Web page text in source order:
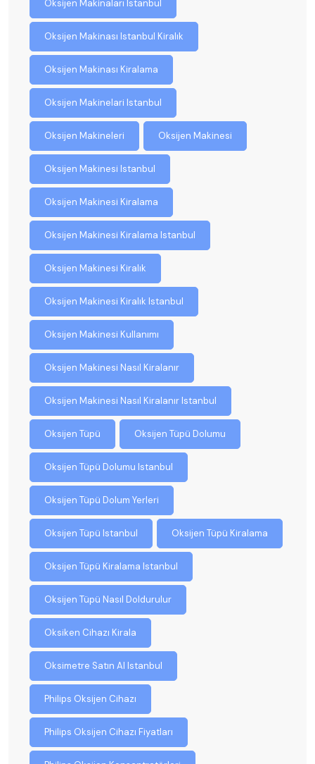
Oksijen Makinaları Istanbul
Oksijen Makinası Istanbul Kiralık
Oksijen Makinası Kiralama
Oksijen Makinelari Istanbul
Oksijen Makineleri Oksijen Makinesi
Oksijen Makinesi Istanbul
Oksijen Makinesi Kiralama
Oksijen Makinesi Kiralama Istanbul
Oksijen Makinesi Kiralık
Oksijen Makinesi Kiralık Istanbul
Oksijen Makinesi Kullanımı
Oksijen Makinesi Nasıl Kiralanır
Oksijen Makinesi Nasıl Kiralanır Istanbul
Oksijen Tüpü Oksijen Tüpü Dolumu
Oksijen Tüpü Dolumu Istanbul
Oksijen Tüpü Dolum Yerleri
Oksijen Tüpü Istanbul Oksijen Tüpü Kiralama
Oksijen Tüpü Kiralama Istanbul
Oksijen Tüpü Nasıl Doldurulur
Oksiken Cihazı Kirala
Oksimetre Satın Al Istanbul
Philips Oksijen Cihazı
Philips Oksijen Cihazı Fiyatları